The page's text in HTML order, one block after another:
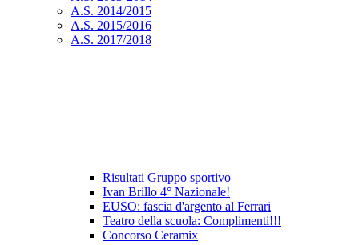
A.S. 2014/2015
A.S. 2015/2016
A.S. 2017/2018
Risultati Gruppo sportivo
Ivan Brillo 4° Nazionale!
EUSO: fascia d'argento al Ferrari
Teatro della scuola: Complimenti!!!
Concorso Ceramix